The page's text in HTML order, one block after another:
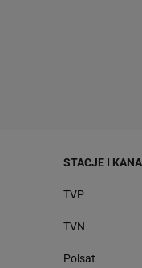
STACJE I
TVP
TVN
Polsat